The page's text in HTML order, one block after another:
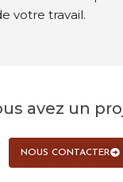
votre travail.
avez un
NOUS CONTACTER